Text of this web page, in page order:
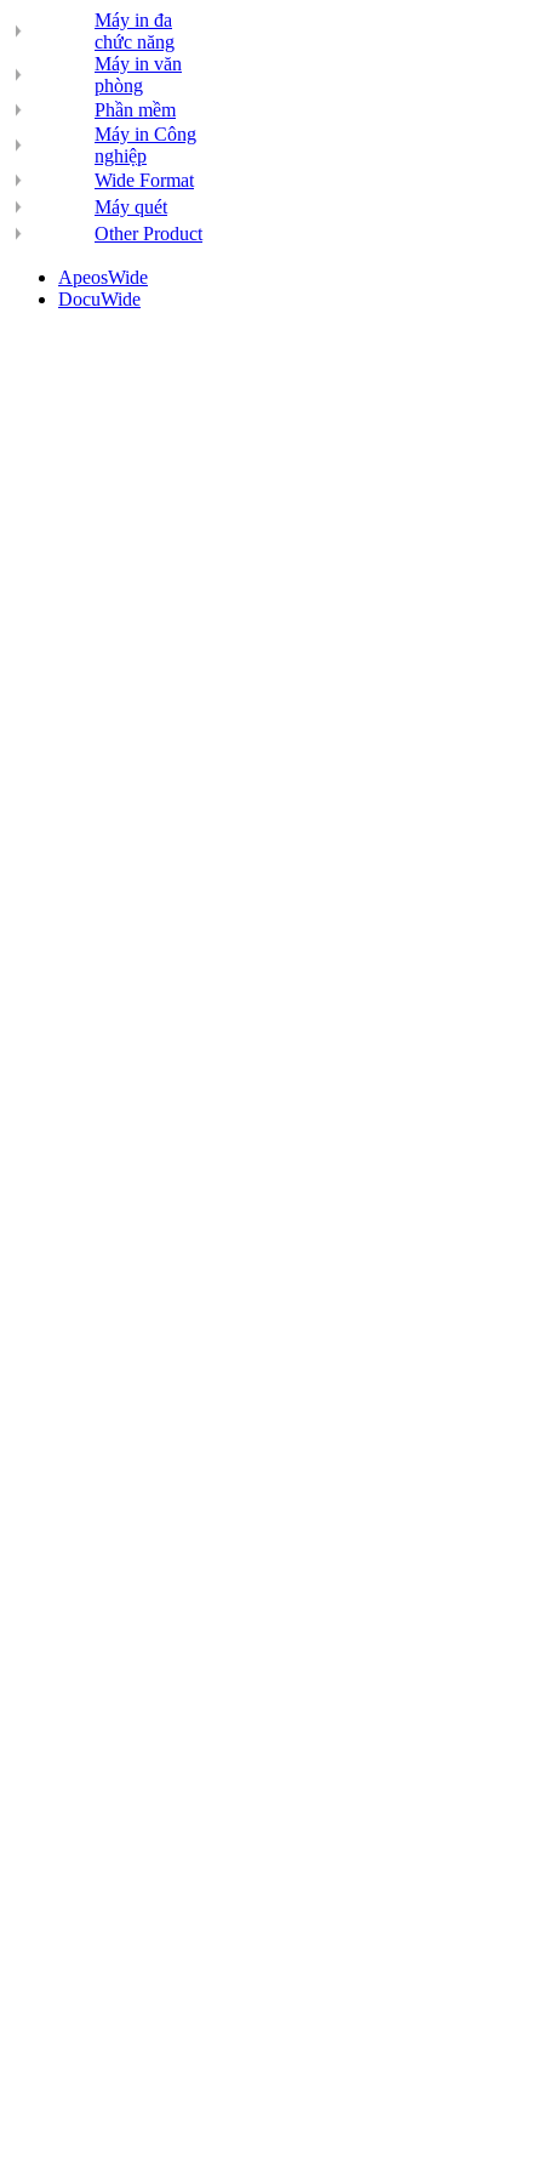
Máy in đa
chức năng
Máy in văn
phòng
Phần mềm
Máy in Công
nghiệp
Wide Format
Máy quét
Other Product
ApeosWide
DocuWide